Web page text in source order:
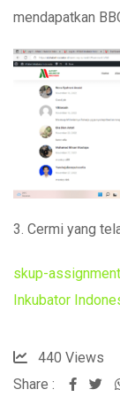
mendapatkan
3. Cermi yang
skup-
Inkubator
440 Views
Share :